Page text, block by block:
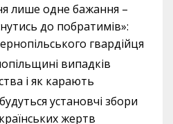
лише одне бажання –
до побратимів»:
гвардійця
випадків
і як карають
установчі збори
жертв